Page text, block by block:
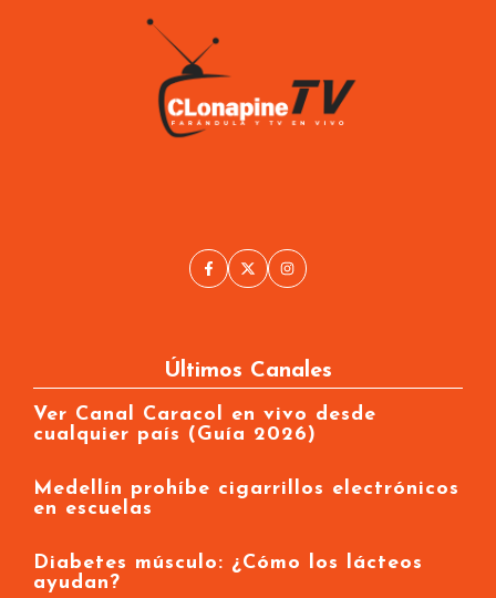
Últimos Canales
Ver Canal Caracol en vivo desde
cualquier país (Guía 2026)
Medellín prohíbe cigarrillos electrónicos
en escuelas
Diabetes músculo: ¿Cómo los lácteos
ayudan?